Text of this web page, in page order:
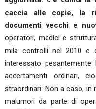
caccia alle copie, la
documenti vecchi e
operatori, medici e
mila controlli nel 2010 e
interessato
accertamenti ordinari,
straordinari. Non a caso, in
malumori da parte di